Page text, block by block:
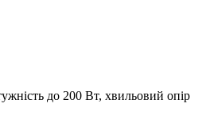
до 200 Вт, хвильовий опір